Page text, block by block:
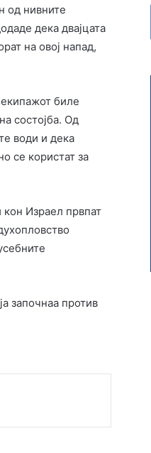
од нивните
дека двајцата
на овој напад,
биле
состојба. Од
води и дека
се користат за
Израел првпат
започнаа против